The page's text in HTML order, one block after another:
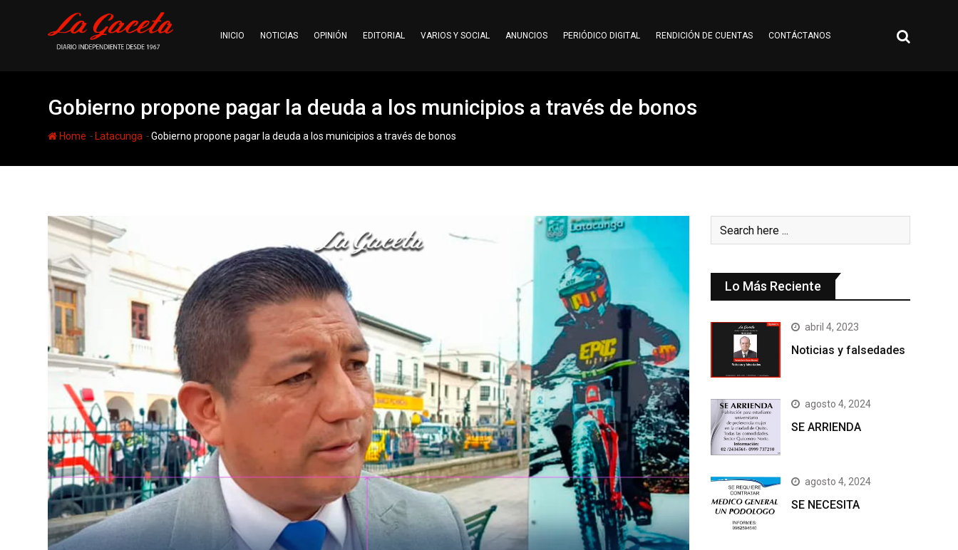
INICIO NOTICIAS OPINIÓN EDITORIAL VARIOS Y SOCIAL ANUNCIOS PERIÓDICO DIGITAL RENDICIÓN DE CUENTAS CONTÁCTANOS
Gobierno propone pagar la deuda a los municipios a través de bonos
Home - Latacunga -Gobierno propone pagar la deuda a los municipios a través de bonos
Lo Más Reciente
abril 4, 2023
Noticias y falsedades
agosto 4, 2024
SE ARRIENDA
agosto 4, 2024
SE NECESITA